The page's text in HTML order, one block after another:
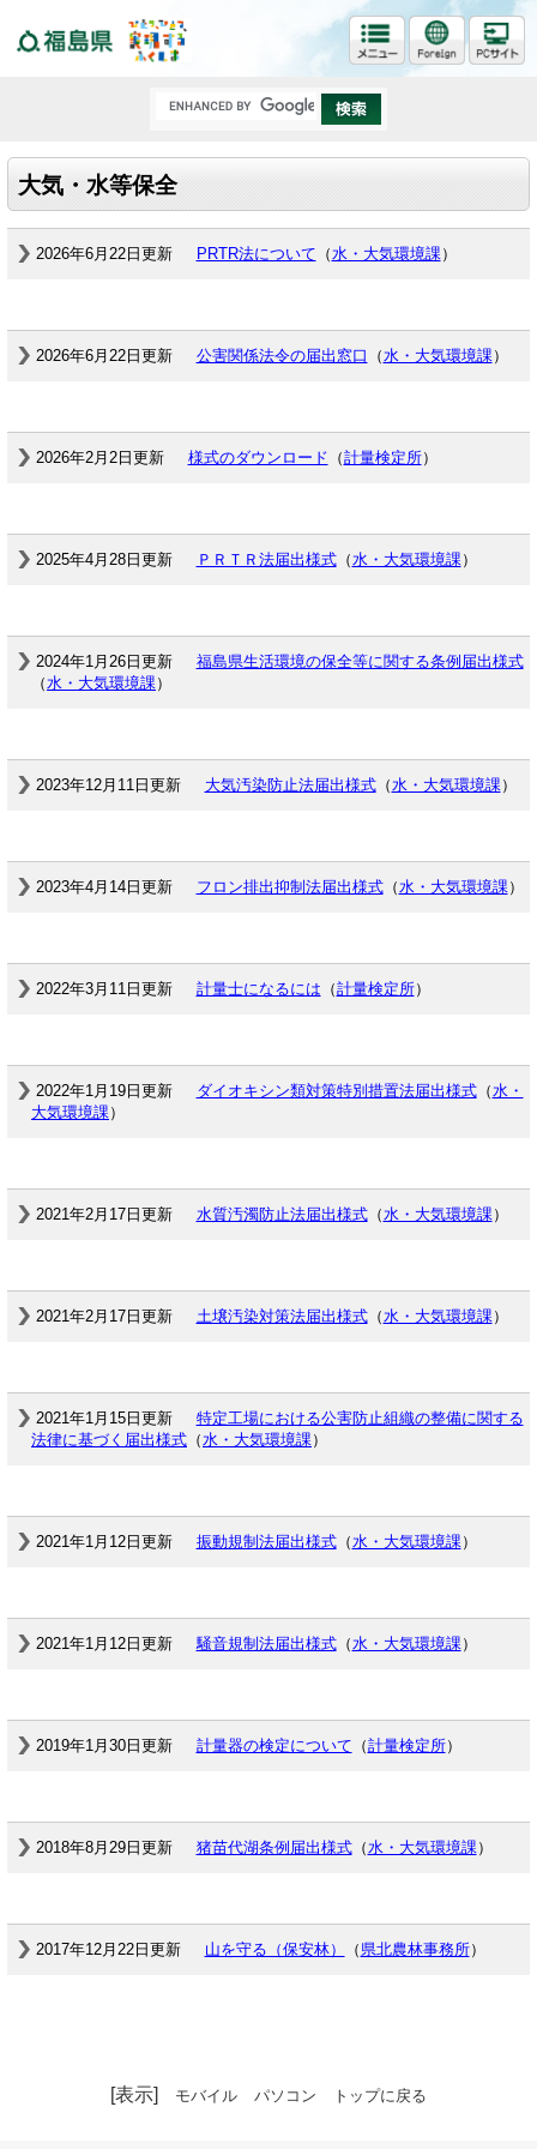
大気・水等保全
2026年6月22日更新 PRTR法について （水・大気環境課）
2026年6月22日更新 公害関係法令の届出窓口 （水・大気環境課）
2026年2月2日更新 様式のダウンロード （計量検定所）
2025年4月28日更新 ＰＲＴＲ法届出様式（水・大気環境課）
2024年1月26日更新
福島県生活環境の保全等に関する条例届出様式
（水・大気環境課）
2023年12月11日更新 大気汚染防止法届出様式（水・大気環境課）
2023年4月14日更新 フロン排出抑制法届出様式（水・大気環境課）
2022年3月11日更新 計量士になるには （計量検定所）
2022年1月19日更新 ダイオキシン類対策特別措置法届出様式（水・
大気環境課）
2021年2月17日更新 水質汚濁防止法届出様式（水・大気環境課）
2021年2月17日更新 土壌汚染対策法届出様式（水・大気環境課）
2021年1月15日更新
特定工場における公害防止組織の整備に関する
法律に基づく届出様式 （水・大気環境課）
2021年1月12日更新 振動規制法届出様式（水・大気環境課）
2021年1月12日更新 騒音規制法届出様式（水・大気環境課）
2019年1月30日更新 計量器の検定について （計量検定所）
2018年8月29日更新 猪苗代湖条例届出様式（水・大気環境課）
2017年12月22日更新 山を守る（保安林） （ 県北農林事務所）
[表示] モバイル パソコン トップに戻る